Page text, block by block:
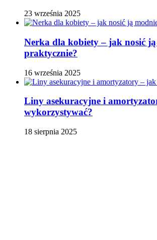
23 września 2025
Nerka dla kobiety – jak nosić
praktycznie?
16 września 2025
Liny asekuracyjne i
wykorzystywać?
18 sierpnia 2025